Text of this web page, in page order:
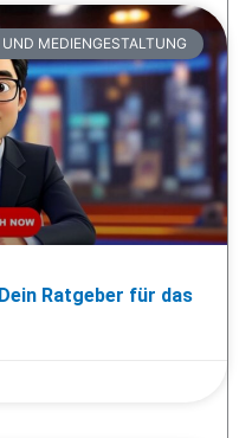
MEDIENGESTALTUNG
Ratgeber für das